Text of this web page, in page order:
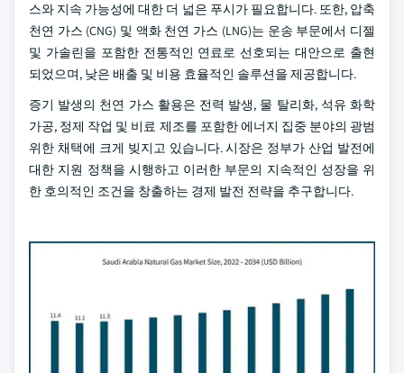
스와 지속 가능성에 대한 더 넓은 푸시가 필요합니다. 또한, 압축
천연 가스 (CNG) 및 액화 천연 가스 (LNG)는 운송 부문에서 디젤
및 가솔린을 포함한 전통적인 연료로 선호되는 대안으로 출현
되었으며, 낮은 배출 및 비용 효율적인 솔루션을 제공합니다.
증기 발생의 천연 가스 활용은 전력 발생, 물 탈리화, 석유 화학
가공, 정제 작업 및 비료 제조를 포함한 에너지 집중 분야의 광범
위한 채택에 크게 빚지고 있습니다. 시장은 정부가 산업 발전에
대한 지원 정책을 시행하고 이러한 부문의 지속적인 성장을 위
한 호의적인 조건을 창출하는 경제 발전 전략을 추구합니다.